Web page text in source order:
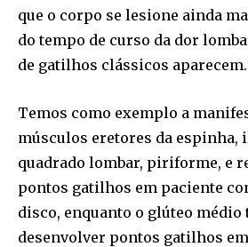
que o corpo se lesione ainda
do tempo de curso da dor
de gatilhos clássicos aparecem.
Temos como exemplo a
músculos eretores da espinha,
quadrado lombar, piriforme, e
pontos gatilhos em paciente
disco, enquanto o glúteo médio
desenvolver pontos gatilhos